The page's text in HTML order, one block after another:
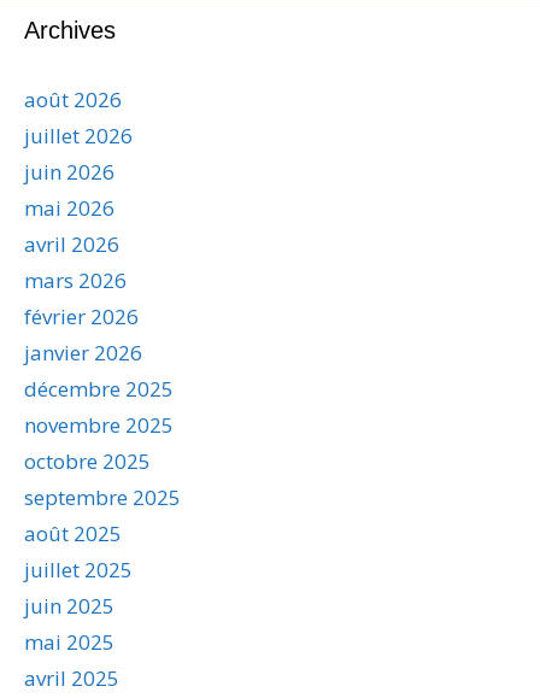
Archives
août 2026
juillet 2026
juin 2026
mai 2026
avril 2026
mars 2026
février 2026
janvier 2026
décembre 2025
novembre 2025
octobre 2025
septembre 2025
août 2025
juillet 2025
juin 2025
mai 2025
avril 2025